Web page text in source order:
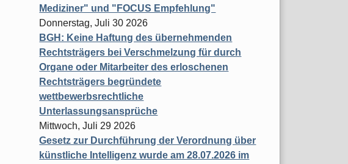
Mediziner" und "FOCUS Empfehlung"
Donnerstag, Juli 30 2026
BGH: Keine Haftung des übernehmenden
Rechtsträgers bei Verschmelzung für durch
Organe oder Mitarbeiter des erloschenen
Rechtsträgers begründete
wettbewerbsrechtliche
Unterlassungsansprüche
Mittwoch, Juli 29 2026
Gesetz zur Durchführung der Verordnung über
künstliche Intelligenz wurde am 28.07.2026 im